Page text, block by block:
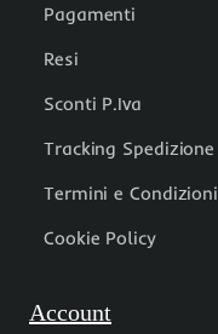
Pagamenti
Resi
Sconti P.Iva
Tracking Spedizione
Termini e Condizioni
Cookie Policy
Account